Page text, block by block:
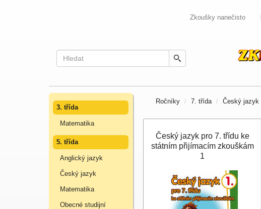
Zkoušky nanečisto
3. třída
Matematika
5. třída
Anglický jazyk
Český jazyk
Matematika
Obecné studijní
Ročníky 7. třída Český jazyk
Český jazyk pro 7. třídu ke
státním přijímacím zkouškám
1